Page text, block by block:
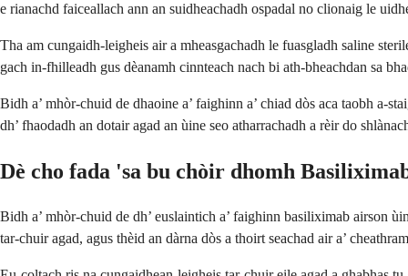
e rianachd faiceallach ann an suidheachadh ospadal no clionaig le
Tha am cungaidh-leigheis air a mheasgachadh le fuasgladh saline
gach in-fhilleadh gus dèanamh cinnteach nach bi ath-bheachdan sa
Bidh a’ mhòr-chuid de dhaoine a’ faighinn a’ chiad dòs aca taobh a-
dh’ fhaodadh an dotair agad an ùine seo atharrachadh a rèir do
Dè cho fada 'sa bu chòir dhomh
Bidh a’ mhòr-chuid de dh’ euslaintich a’ faighinn basiliximab airson
tar-chuir agad, agus thèid an dàrna dòs a thoirt seachad air a’